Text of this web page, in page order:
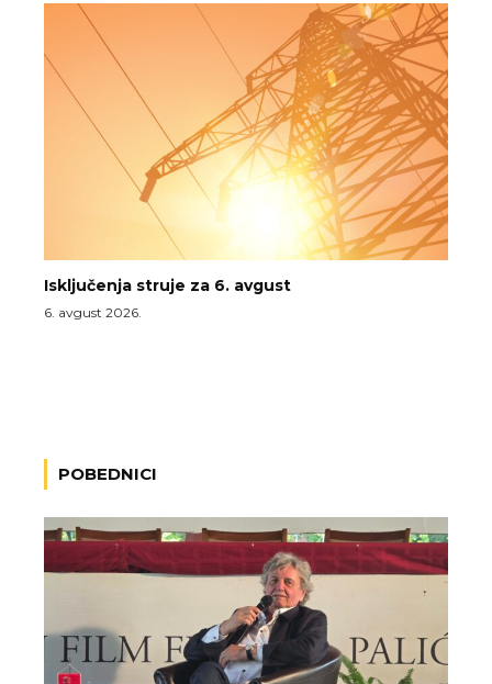
Isključenja struje za 6. avgust
6. avgust 2026.
POBEDNICI